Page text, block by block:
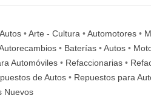
•Arte - Cultura •Automotores •
• Baterías •Autos •
Automóviles • Refaccionarias •
de Autos • Repuestos para
Nuevos